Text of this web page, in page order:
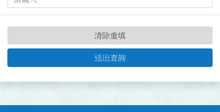
送出查詢
清除重填